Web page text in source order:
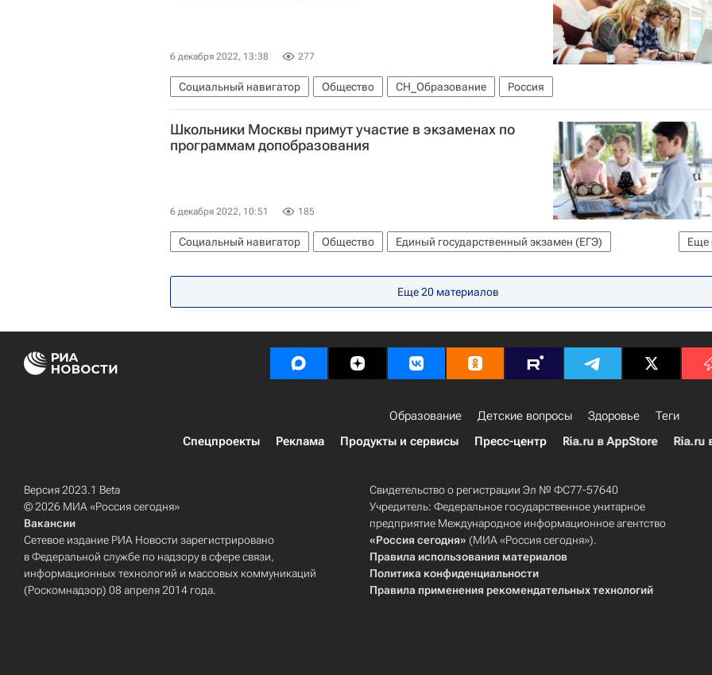
6 декабря 2022, 13:38 277
Социальный навигатор Общество СН_Образование Россия
Школьники Москвы примут участие в экзаменах по
программам допобразования
6 декабря 2022, 10:51 185
Еще
Социальный навигатор Общество
Единый государственный экзамен (ЕГЭ)
Национальный исследовательский ядерный университет "МИФИ"
Еще 20 материалов
Образование Детские вопросы Здоровье
Теги
Спецпроекты
Реклама Продукты и сервисы Пресс-центр Ria.ru в AppStore Ria.ru
Версия 2023.1 Beta
© 2026 МИА «Россия сегодня»
Вакансии
Сетевое издание РИА Новости зарегистрировано
в Федеральной службе по надзору в сфере связи,
информационных технологий и массовых коммуникаций
(Роскомнадзор) 08 апреля 2014 года.
Свидетельство о регистрации Эл № ФС77-57640
Учредитель: Федеральное государственное унитарное
предприятие Международное информационное агентство
«Россия сегодня» (МИА «Россия сегодня»).
Правила использования материалов
Политика конфиденциальности
Правила применения рекомендательных технологий